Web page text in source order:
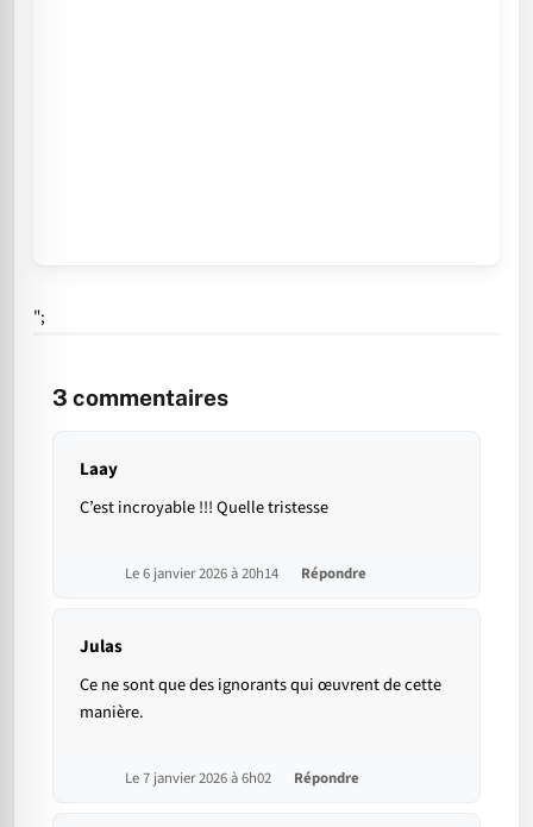
";
3 commentaires
Laay
C’est incroyable !!! Quelle tristesse
Le 6 janvier 2026 à 20h14 Répondre
Julas
Ce ne sont que des ignorants qui œuvrent de cette
manière.
Le 7 janvier 2026 à 6h02 Répondre